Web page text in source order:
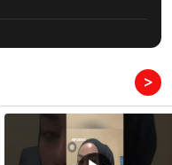
>